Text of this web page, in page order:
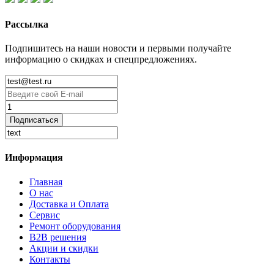
Рассылка
Подпишитесь на наши новости и первыми получайте
информацию о скидках и спецпредложениях.
Подписаться
Информация
Главная
О нас
Доставка и Оплата
Сервис
Ремонт оборудования
B2B решения
Акции и cкидки
Контакты